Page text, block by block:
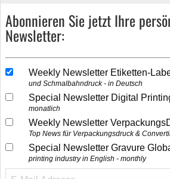
Abonnieren Sie jetzt Ihre
Newsletter:
Weekly Newsletter Etiketten-
und Schmalbahndruck - in Deutsch
Special Newsletter Digital
monatlich
Weekly Newsletter
Top News für Verpackungsdruck &
Special Newsletter Gravure
printing industry in English - monthly